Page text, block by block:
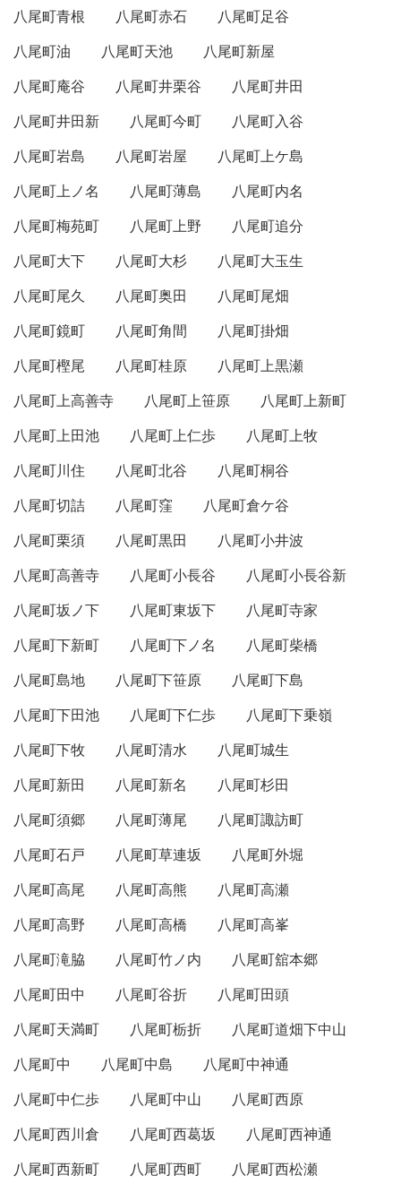
八尾町青根 八尾町赤石
八尾町足谷
八尾町油
八尾町天池
八尾町新屋
八尾町庵谷
八尾町井栗谷
八尾町井田
八尾町井田新
八尾町今町
八尾町入谷
八尾町岩島
八尾町岩屋
八尾町上ケ島
八尾町上ノ名
八尾町薄島
八尾町内名
八尾町梅苑町
八尾町上野
八尾町追分
八尾町大下
八尾町大杉
八尾町大玉生
八尾町尾久
八尾町奥田
八尾町尾畑
八尾町鏡町
八尾町角間
八尾町掛畑
八尾町樫尾
八尾町桂原
八尾町上黒瀬
八尾町上高善寺
八尾町上笹原
八尾町上新町
八尾町上田池
八尾町上仁歩
八尾町上牧
八尾町川住
八尾町北谷
八尾町桐谷
八尾町切詰
八尾町窪
八尾町倉ケ谷
八尾町栗須
八尾町黒田
八尾町小井波
八尾町高善寺
八尾町小長谷
八尾町小長谷新
八尾町坂ノ下
八尾町東坂下
八尾町寺家
八尾町下新町
八尾町下ノ名
八尾町柴橋
八尾町島地
八尾町下笹原
八尾町下島
八尾町下田池
八尾町下仁歩
八尾町下乗嶺
八尾町下牧
八尾町清水
八尾町城生
八尾町新田
八尾町新名
八尾町杉田
八尾町須郷
八尾町薄尾
八尾町諏訪町
八尾町石戸
八尾町草連坂
八尾町外堀
八尾町高尾
八尾町高熊
八尾町高瀬
八尾町高野
八尾町高橋
八尾町高峯
八尾町滝脇
八尾町竹ノ内
八尾町舘本郷
八尾町田中
八尾町谷折
八尾町田頭
八尾町天満町
八尾町栃折
八尾町道畑下中山
八尾町中
八尾町中島
八尾町中神通
八尾町中仁歩
八尾町中山
八尾町西原
八尾町西川倉
八尾町西葛坂
八尾町西神通
八尾町西新町
八尾町西町
八尾町西松瀬